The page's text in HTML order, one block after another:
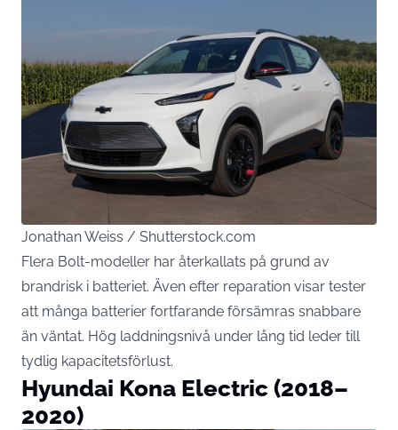
Jonathan Weiss / Shutterstock.com
Flera Bolt-modeller har återkallats på grund av
brandrisk i batteriet. Även efter reparation visar tester
att många batterier fortfarande försämras snabbare
än väntat. Hög laddningsnivå under lång tid leder till
tydlig kapacitetsförlust.
Hyundai Kona Electric (2018–
2020)